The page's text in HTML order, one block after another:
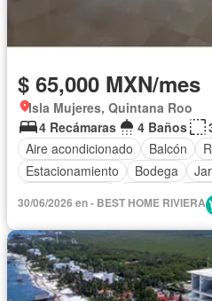
$ 65,000 MXN/mes
Isla Mujeres, Quintana Roo
4 Recámaras
4 Baños
Aire acondicionado
Balcón
Estacionamiento
Bodega
Alberca
Agua
30/06/2026 en - BEST HOME RIVIERA